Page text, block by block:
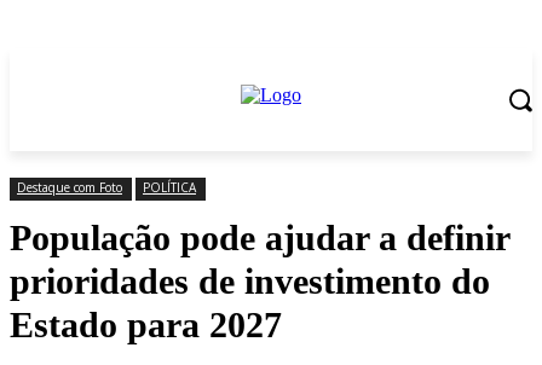
Destaque com Foto POLÍTICA
População pode ajudar a definir
prioridades de investimento do
Estado para 2027